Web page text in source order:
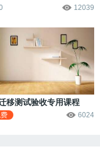
12039
移测试验收专用课程
6024